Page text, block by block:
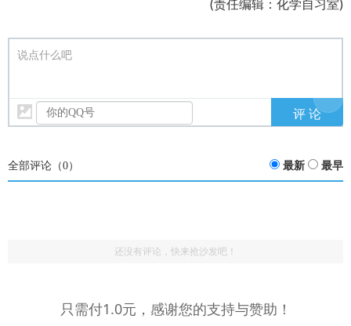
(责任编辑：化学自习室)
说点什么吧
全部评论（0） 最新 最早
还没有评论，快来抢沙发吧！
只需付1.0元，感谢您的支持与赞助！